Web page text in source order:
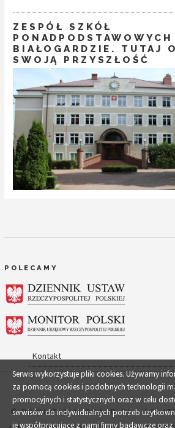
ZESPÓŁ SZKÓŁ
PONADPODSTAWOWYCH
BIAŁOGARDZIE. TUTAJ
SWOJĄ PRZYSZŁOŚĆ
POLECAMY
Kontakt
© POWIAT-BIALOGARD.PL-
-REGULAMIN SERWISU-
Serwis wykorzystuje pliki cookies. Używamy
za pomocą cookies i podobnych technologii
promocyjnych i statystycznych oraz w celu
serwisów do indywidualnych potrzeb
je współpracujące z nami firmy badawcze